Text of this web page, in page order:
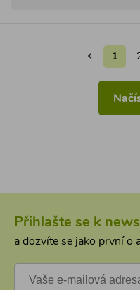
1
Přihlašte se k
a dozvíte se jako první o